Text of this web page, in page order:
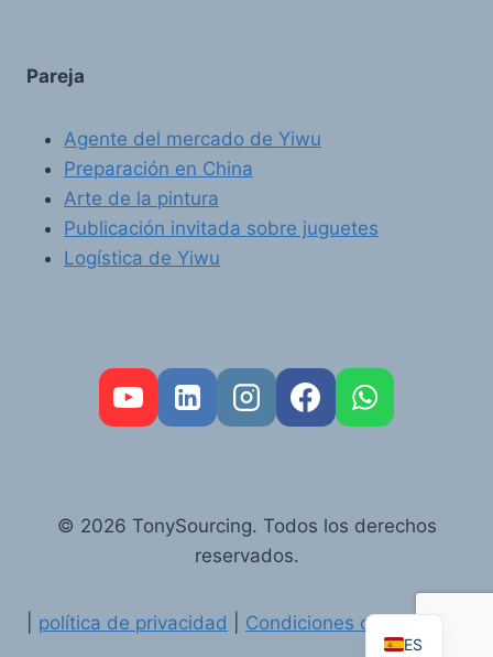
Pareja
Agente del mercado de Yiwu
Preparación en China
Arte de la pintura
Publicación invitada sobre juguetes
Logística de Yiwu
© 2026 TonySourcing. Todos los derechos
reservados.
política de privacidad Condiciones de servicio
ES
AR